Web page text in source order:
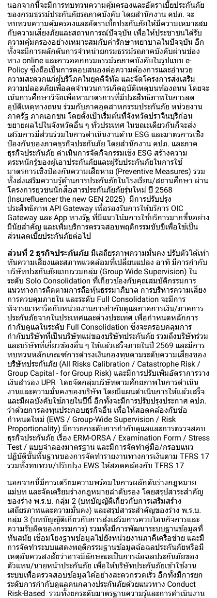
นอกจากนี้จะมีการทบทวนความคุ้มครองและอัตราเบี้ยประกันภัย
ของกรมธรรม์ประกันภัยรถภาคบังคับ โดยสำนักงาน คปภ. จะ
ทบทวนความคุ้มครองและอัตราเบี้ยประกันภัยให้มีความเหมาะสม
กับความเสี่ยงภัยและสถานการณ์ปัจจุบัน เพื่อให้ประชาชนได้รับ
ความคุ้มครองอย่างเหมาะสมกับค่ารักษาพยาบาลในปัจจุบัน อีก
ทั้งจะมีการผลักดันการจำหน่ายกรมธรรม์รถภาคบังคับผ่านช่อง
ทาง online และการออกกรมธรรม์รถภาคบังคับในรูปแบบ e-
Policy ซึ่งถือเป็นการตอบสนองต่อความต้องการและอำนวย
ความสะดวกแก่ผู้บริโภคในยุคดิจิทัล และจัดโครงการส่งเสริม
ความปลอดภัยเพื่อลดจำนวนการเกิดอุบัติเหตุบนท้องถนน โดยจะ
เน้นการศึกษาวิจัยเพื่อหามาตรการที่มีประสิทธิภาพในการลด
อุบัติเหตุทางถนน ร่วมกับภาคอุตสาหกรรมประกันภัย หน่วยงาน
ภาครัฐ ภาคเอกชน โดยตั้งเป้าเริ่มต้นที่จังหวัดปราจีนบุรีก่อน
ขยายผลไปในจังหวัดอื่น ๆ ทั่วประเทศ ในขณะเดียวกันก็จะส่ง
เสริมการมีส่วนร่วมในการดำเนินงานด้าน ESG และมาตรการเชิง
ป้องกันของภาคธุรกิจประกันภัย โดยสำนักงาน คปภ. และภาค
ธุรกิจประกันภัย ดำเนินการจัดกิจกรรมเชิง ESG สร้างความ
ตระหนักรู้ของผู้เอาประกันภัยและผู้รับประกันภัยในการใช้
มาตรการเชิงป้องกันความเสียหาย (Preventive Measures) รวม
ทั้งส่งเสริมความรู้ด้านการประกันภัยในโรงเรียน/สถานศึกษา ผ่าน
โครงการยุวชนนักสื่อสารประกันภัยภัยรุ่นใหม่ ปี 2568
(Insurefluencer the new GEN 2025) มีการปรับปรุง
ประสิทธิภาพ API Gateway เพื่อรองรับการให้บริการ OIC
Gateway และ App ทางรัฐ ที่มีแนวโน้มการใช้บริการมากขึ้นอย่าง
มีนัยสำคัญ และเพิ่มบริการตรวจสอบพฤติกรรมขับขี่เพื่อใช้เป็น
ส่วนลดเบี้ยประกันภัยต่อไป
ส่วนที่ 2 ธุรกิจประกันภัย มีเสถียรภาพความมั่นคง ปรับตัวได้เท่า
ทันความเสี่ยงและสภาพแวดล้อมที่เปลี่ยนแปลง อาทิ มีการกำกับ
บริษัทประกันภัยแบบรวมกลุ่ม (Group Wide Supervision) ใน
ระดับ Solo Consolidation ที่เกี่ยวข้องกับคุณสมบัติกรรมการ
แนวทางการติดตามการถือหุ้นธรรมาภิบาล การบริหารความเสี่ยง
การควบคุมภายใน และระดับ Full Consolidation จะมีการ
พิจารณาหารือกับหน่วยงานการกำกับดูแลภาคการเงิน/ภาคการ
ประกันภัยจากในประเทศและต่างประเทศ เพื่อกำหนดหลักการ
กำกับดูแลในระดับ Full Consolidation ซึ่งจะครอบคลุมการ
กำกับบริษัทที่เป็นบริษัทแม่ของบริษัทประกันภัย รวมถึงบริษัทร่วม
และบริษัทที่เกี่ยวข้องอื่น ๆ ให้แล้วเสร็จภายในปี 2569 และมีการ
ทบทวนหลักเกณฑ์การดำรงเงินกองทุนตามระดับความเสี่ยงของ
บริษัทประกันภัย (All Risks Calibration / Catastrophe Risk /
Group Capital - for Group Risk) และมีการปรับเพิ่มอัตราการวาง
เงินสำรอง UPR โดยจัดกลุ่มบริษัทตามศักยภาพในการดำเนิน
งานและความมั่นคงของบริษัท โดยมีแผนดำเนินการให้แล้วเสร็จ
และมีผลบังคับใช้ภายในปีนี้ อีกทั้งจะมีการปรับปรุงประกาศ คปภ.
ว่าด้วยการลงทุนประกอบธุรกิจอื่น เพื่อให้สอดคล้องกับข้อ
กำหนดใหม่ (EWS / Group-Wide Supervision / Risk
Proportionality) มีการยกระดับการกำกับดูแลและการตรวจสอบ
ธุรกิจประกันภัย เรื่อง ERM-ORSA / Examination Form / Stress
Test / แบบจำลองมาตรฐาน และมีการจัดทำคู่มือ/กรอบแนว
ปฏิบัติขั้นพื้นฐานของการจัดทำรายงานทางการเงินตาม TFRS 17
รวมทั้งทบทวน/ปรับปรุง EWS ให้สอดคล้องกับ TFRS 17
นอกจากนี้มีการเตรียมความพร้อมในการผลักดันร่างกฎหมาย
แม่บท และจัดเตรียมร่างกฎหมายลำดับรอง โดยสรุปสาระสำคัญ
ของร่าง พ.ร.บ. กลุ่ม 2 (บทบัญญัติเกี่ยวกับการเสริมสร้าง
เสถียรภาพและความมั่นคง) และสรุปสาระสำคัญของร่าง พ.ร.บ.
กลุ่ม 3 (บทบัญญัติเกี่ยวกับการส่งเสริมการควบโอนกิจการและ
ความรับผิดของกรรมการ) รวมทั้งมีการพัฒนาระบบฐานข้อมูลที่
ทันสมัย เชื่อมโยงฐานข้อมูลไปยังหน่วยงานภาคีเครือข่าย และมี
การจัดทำระบบแสดงพฤติกรรมฐานข้อมูลฉ้อฉลประกันภัยหรือมี
เหตุอันควรสงสัยว่าอาจมีลักษณะเป็นการฉ้อฉลประกันภัยของ
ตัวแทน/นายหน้าประกันภัย เพื่อให้บริษัทประกันภัยเข้าใช้งาน
ระบบเพื่อตรวจสอบข้อมูลได้อย่างสะดวกรวดเร็ว อีกทั้งมีการยก
ระดับการกำกับดูแลคนกลางประกันภัยด้วยแนวทาง Conduct
Risk-Based รวมทั้งยกระดับมาตรฐานความรู้และการดำเนินงาน